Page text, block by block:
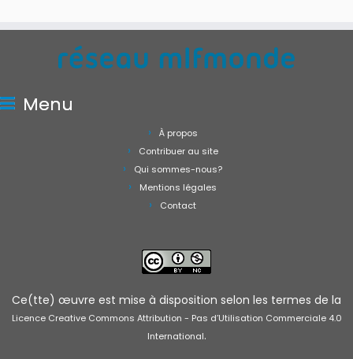
Menu
À propos
Contribuer au site
Qui sommes-nous?
Mentions légales
Contact
Ce(tte) œuvre est mise à disposition selon les termes de la
Licence Creative Commons Attribution - Pas d’Utilisation Commerciale 4.0
International.